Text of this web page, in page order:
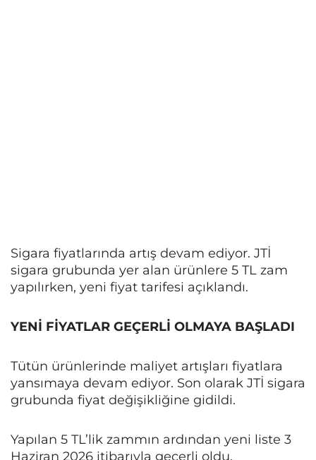
Sigara fiyatlarında artış devam ediyor. JTİ
sigara grubunda yer alan ürünlere 5 TL zam
yapılırken, yeni fiyat tarifesi açıklandı.
YENİ FİYATLAR GEÇERLİ OLMAYA BAŞLADI
Tütün ürünlerinde maliyet artışları fiyatlara
yansımaya devam ediyor. Son olarak JTİ sigara
grubunda fiyat değişikliğine gidildi.
Yapılan 5 TL’lik zammın ardından yeni liste 3
Haziran 2026 itibarıyla geçerli oldu.